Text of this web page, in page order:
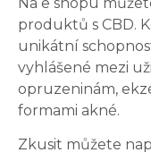
produktů s CBD.
unikátní
vyhlášené mezi
opruzeninám,
formami akné.
Zkusit můžete